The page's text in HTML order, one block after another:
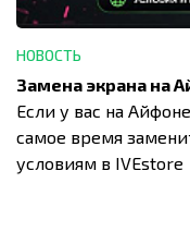
НОВОСТЬ
Замена экрана на
Если у вас на
самое время
условиям в IVEstore